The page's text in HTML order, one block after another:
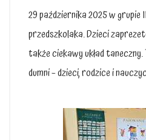
29 października 2025 w grupie
przedszkolaka. Dzieci
także ciekawy układ
dumni – dzieci, rodzice i